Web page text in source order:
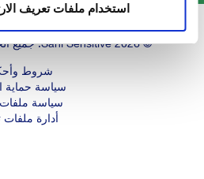
استخدام ملفات تعريف
© 2026 Sani Sensitive. جميع الحقوق محفوظة لساني
شروط وأحكام
سياسة حماية
سياسة ملفات
أدارة ملفات